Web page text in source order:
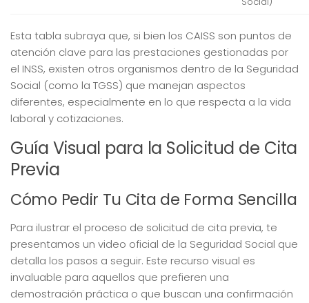
Esta tabla subraya que, si bien los CAISS son puntos de
atención clave para las prestaciones gestionadas por
el INSS, existen otros organismos dentro de la Seguridad
Social (como la TGSS) que manejan aspectos
diferentes, especialmente en lo que respecta a la vida
laboral y cotizaciones.
Guía Visual para la Solicitud de Cita
Previa
Cómo Pedir Tu Cita de Forma Sencilla
Para ilustrar el proceso de solicitud de cita previa, te
presentamos un video oficial de la Seguridad Social que
detalla los pasos a seguir. Este recurso visual es
invaluable para aquellos que prefieren una
demostración práctica o que buscan una confirmación